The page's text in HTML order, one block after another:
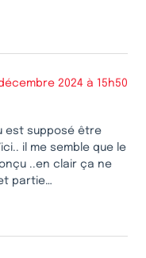
2024 à 15h50
est supposé être
il me semble que le
..en clair ça ne
partie…